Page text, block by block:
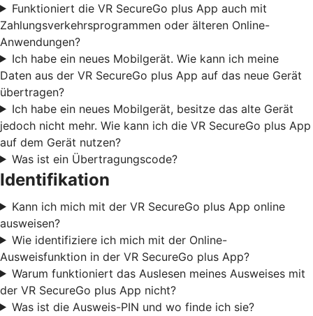
Funktioniert die VR SecureGo plus App auch mit
Zahlungsverkehrsprogrammen oder älteren Online-
Anwendungen?
Ich habe ein neues Mobilgerät. Wie kann ich meine
Daten aus der VR SecureGo plus App auf das neue Gerät
übertragen?
Ich habe ein neues Mobilgerät, besitze das alte Gerät
jedoch nicht mehr. Wie kann ich die VR SecureGo plus App
auf dem Gerät nutzen?
Was ist ein Übertragungscode?
Identifikation
Kann ich mich mit der VR SecureGo plus App online
ausweisen?
Wie identifiziere ich mich mit der Online-
Ausweisfunktion in der VR SecureGo plus App?
Warum funktioniert das Auslesen meines Ausweises mit
der VR SecureGo plus App nicht?
Was ist die Ausweis-PIN und wo finde ich sie?